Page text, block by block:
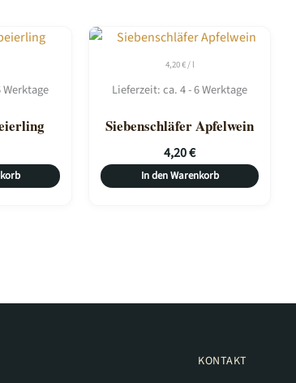
Werktage
4,20€/ l
Lieferzeit:ca. 4 - 6 Werktage
Siebenschläfer Apfelwein
4,20€
In den Warenkorb
KONTAKT